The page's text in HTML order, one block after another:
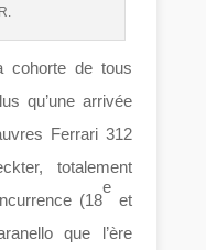
cohorte de tous
qu’une arrivée
Ferrari 312
totalement
(18
e
et
que l’ère